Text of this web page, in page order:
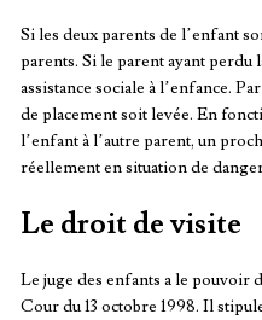
Si les deux parents de l’enfant
parents. Si le parent ayant perdu
assistance sociale à l’enfance.
de placement soit levée. En
l’enfant à l’autre parent, un
réellement en situation de
Le droit de visite
Le juge des enfants a le pouvoir
Cour du 13 octobre 1998. Il